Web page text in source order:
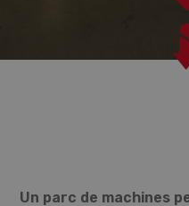
Un parc de machines